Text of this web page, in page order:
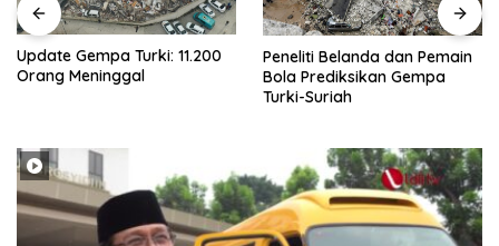
Update Gempa Turki: 11.200
Orang Meninggal
Peneliti Belanda dan Pemain
Bola Prediksikan Gempa
Turki-Suriah